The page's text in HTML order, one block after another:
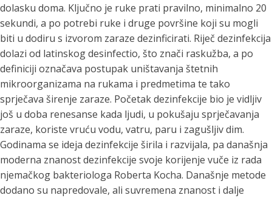
dolasku doma. Ključno je ruke prati pravilno, minimalno 20
sekundi, a po potrebi ruke i druge površine koji su mogli
biti u dodiru s izvorom zaraze dezinficirati. Riječ dezinfekcija
dolazi od latinskog desinfectio, što znači raskužba, a po
definiciji označava postupak uništavanja štetnih
mikroorganizama na rukama i predmetima te tako
sprječava širenje zaraze. Početak dezinfekcije bio je vidljiv
još u doba renesanse kada ljudi, u pokušaju sprječavanja
zaraze, koriste vruću vodu, vatru, paru i zagušljiv dim.
Godinama se ideja dezinfekcije širila i razvijala, pa današnja
moderna znanost dezinfekcije svoje korijenje vuče iz rada
njemačkog bakteriologa Roberta Kocha. Današnje metode
dodano su napredovale, ali suvremena znanost i dalje